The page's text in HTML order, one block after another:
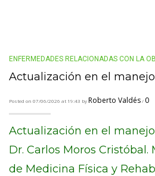
ENFERMEDADES RELACIONADAS CON LA
Actualización en el
Posted on 07/06/2026 at 19:43 byRoberto Valdés/ 0
Actualización en el
Dr. Carlos Moros
de Medicina Física y